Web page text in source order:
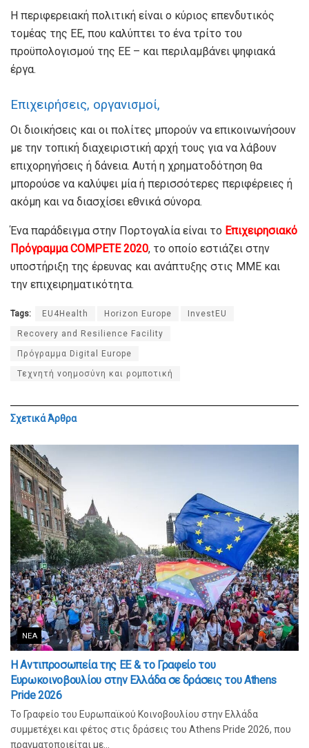
Η περιφερειακή πολιτική είναι ο κύριος επενδυτικός
τομέας της ΕΕ, που καλύπτει το ένα τρίτο του
προϋπολογισμού της ΕΕ – και περιλαμβάνει ψηφιακά
έργα.
Επιχειρήσεις, οργανισμοί,
Οι διοικήσεις και οι πολίτες μπορούν να επικοινωνήσουν
με την τοπική διαχειριστική αρχή τους για να λάβουν
επιχορηγήσεις ή δάνεια. Αυτή η χρηματοδότηση θα
μπορούσε να καλύψει μία ή περισσότερες περιφέρειες ή
ακόμη και να διασχίσει εθνικά σύνορα.
Ένα παράδειγμα στην Πορτογαλία είναι το Επιχειρησιακό
Πρόγραμμα COMPETE 2020, το οποίο εστιάζει στην
υποστήριξη της έρευνας και ανάπτυξης στις ΜΜΕ και
την επιχειρηματικότητα.
Tags: EU4Health Horizon Europe InvestEU
Recovery and Resilience Facility
Πρόγραμμα Digital Europe
Τεχνητή νοημοσύνη και ρομποτική
ΣχετικάΆρθρα
ΝΈΑ
Η Αντιπροσωπεία της ΕΕ & το Γραφείο του
Ευρωκοινοβουλίου στην Ελλάδα σε δράσεις του Athens
Pride 2026
Το Γραφείο του Ευρωπαϊκού Κοινοβουλίου στην Ελλάδα
συμμετέχει και φέτος στις δράσεις του Athens Pride 2026, που
πραγματοποιείται με...